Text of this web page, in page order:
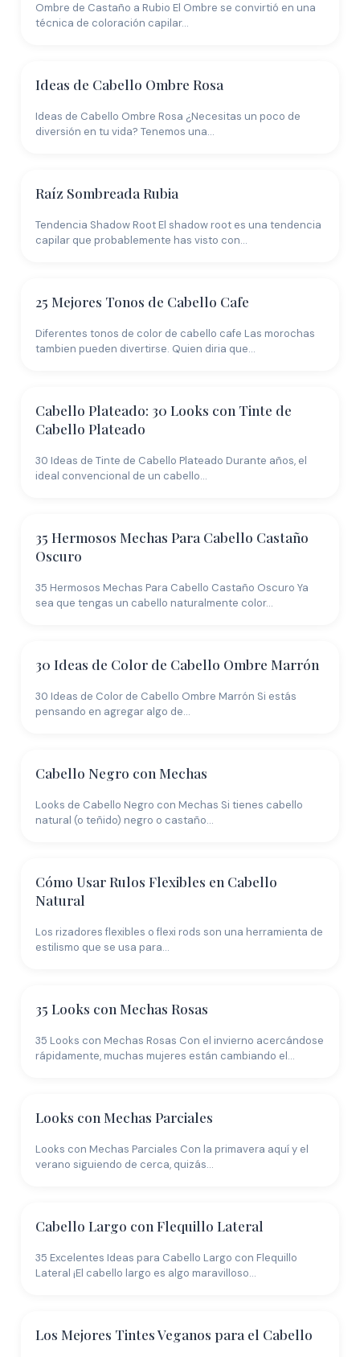
Ombre de Castaño a Rubio El Ombre se convirtió en una
técnica de coloración capilar…
Ideas de Cabello Ombre Rosa
Ideas de Cabello Ombre Rosa ¿Necesitas un poco de
diversión en tu vida? Tenemos una…
Raíz Sombreada Rubia
Tendencia Shadow Root El shadow root es una tendencia
capilar que probablemente has visto con…
25 Mejores Tonos de Cabello Cafe
Diferentes tonos de color de cabello cafe Las morochas
tambien pueden divertirse. Quien diria que…
Cabello Plateado: 30 Looks con Tinte de
Cabello Plateado
30 Ideas de Tinte de Cabello Plateado Durante años, el
ideal convencional de un cabello…
35 Hermosos Mechas Para Cabello Castaño
Oscuro
35 Hermosos Mechas Para Cabello Castaño Oscuro Ya
sea que tengas un cabello naturalmente color…
30 Ideas de Color de Cabello Ombre Marrón
30 Ideas de Color de Cabello Ombre Marrón Si estás
pensando en agregar algo de…
Cabello Negro con Mechas
Looks de Cabello Negro con Mechas Si tienes cabello
natural (o teñido) negro o castaño…
Cómo Usar Rulos Flexibles en Cabello
Natural
Los rizadores flexibles o flexi rods son una herramienta de
estilismo que se usa para…
35 Looks con Mechas Rosas
35 Looks con Mechas Rosas Con el invierno acercándose
rápidamente, muchas mujeres están cambiando el…
Looks con Mechas Parciales
Looks con Mechas Parciales Con la primavera aquí y el
verano siguiendo de cerca, quizás…
Cabello Largo con Flequillo Lateral
35 Excelentes Ideas para Cabello Largo con Flequillo
Lateral ¡El cabello largo es algo maravilloso…
Los Mejores Tintes Veganos para el Cabello